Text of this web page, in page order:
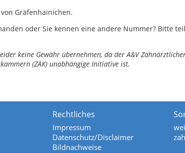
Gräfenhainichen.
oder Sie kennen eine andere Nummer? Bitte
keine Gewähr übernehmen, da der A&V
(ZÄK) unabhängige Initiative ist.
Rechtliches
Impressum
Datenschutz/Disclaimer
Bildnachweise